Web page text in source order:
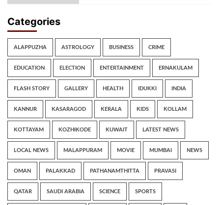
Categories
ALAPPUZHA ASTROLOGY BUSINESS CRIME
EDUCATION ELECTION ENTERTAINMENT ERNAKULAM
FLASH STORY GALLERY HEALTH IDUKKI INDIA
KANNUR KASARAGOD KERALA KIDS KOLLAM
KOTTAYAM KOZHIKODE KUWAIT LATEST NEWS
LOCAL NEWS MALAPPURAM MOVIE MUMBAI NEWS
OMAN PALAKKAD PATHANAMTHITTA PRAVASI
QATAR SAUDI ARABIA SCIENCE SPORTS